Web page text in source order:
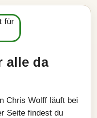
alle da
Chris Wolff läuft bei
Seite findest du